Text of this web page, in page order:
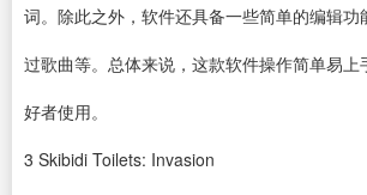
词。除此之外，软件还具备一些简单的编辑
过歌曲等。总体来说，这款软件操作简单易
好者使用。
3 Skibidi Toilets: Invasion